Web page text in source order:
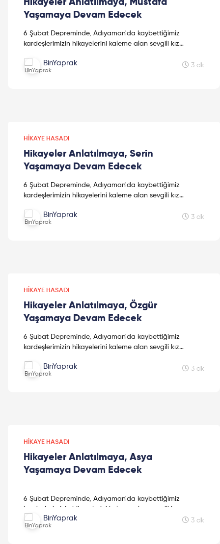
Hikayeler Anlatılmaya, Mustafa
Yaşamaya Devam Edecek
6 Şubat Depreminde, Adıyaman'da kaybettiğimiz
kardeşlerimizin hikayelerini kaleme alan sevgili kız
BinYaprak 3 dk
HIKAYE HASADI
Hikayeler Anlatılmaya, Serin
Yaşamaya Devam Edecek
6 Şubat Depreminde, Adıyaman'da kaybettiğimiz
kardeşlerimizin hikayelerini kaleme alan sevgili kız
BinYaprak 3 dk
HIKAYE HASADI
Hikayeler Anlatılmaya, Özgür
Yaşamaya Devam Edecek
6 Şubat Depreminde, Adıyaman'da kaybettiğimiz
kardeşlerimizin hikayelerini kaleme alan sevgili kız
BinYaprak 3 dk
HIKAYE HASADI
Hikayeler Anlatılmaya, Asya
Yaşamaya Devam Edecek
6 Şubat Depreminde, Adıyaman'da kaybettiğimiz
kardeşlerimizin hikayelerini kaleme alan sevgili kız
kardeşimiz Mine Kavasoğulları'na teşekkür ederiz.
BinYaprak 3 dk